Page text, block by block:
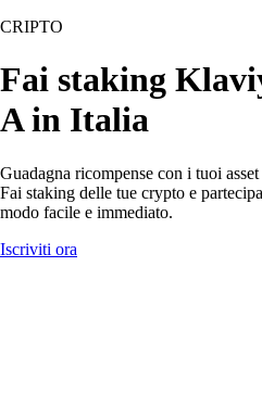
CRIPTO
Fai staking
A in Italia
Guadagna ricompense con i tuoi
Fai staking delle tue crypto e
modo facile e immediato.
Iscriviti ora